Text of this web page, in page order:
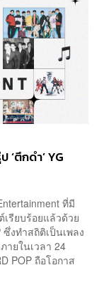
‘ตึกดำ’ YG
ที่มี
รียบร้อยแล้วด้วย
งทำสถิติเป็นเพลง
ายในเวลา 24
POP ถือโอกาส